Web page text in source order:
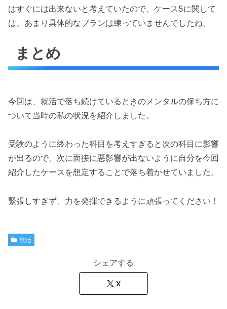
はすぐには出来ないと考えていたので、ケース5に関して
は、あまり具体的なプランは練っていませんでしたね。
まとめ
今回は、就活で落ち続けているときのメンタルの保ち方に
ついて当時の私の状況を紹介しました。
受験のように終わった科目を考えすぎると次の科目に影響
が出るので、次に面接に悪影響が出ないように自分を今回
紹介したケースを想定することで落ち着かせていました。
緊張しすぎず、力を発揮できるように頑張ってください！
就活
シェアする
X